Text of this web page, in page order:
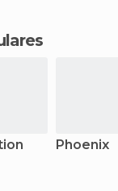
Phoenix